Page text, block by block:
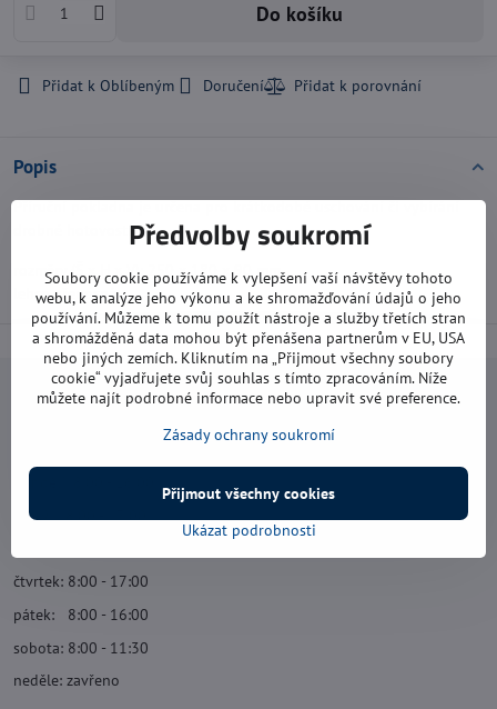
Do košíku
Přidat k Oblíbeným Doručení
Popis
Příruční pokladna je určena pro krátkodobé uschování či vybírání
drobné hotovosti.
rozměry (Š x H x V): 250 x 180 x 90 mm
lehce přenosná
Navštivte nás
úterý: 8:00 - 17:00
čtvrtek: 8:00 - 17:00
pátek: 8:00 - 16:00
sobota: 8:00 - 11:30
neděle: zavřeno
Předvolby soukromí
Soubory cookie používáme k vylepšení vaší návštěvy tohoto
webu, k analýze jeho výkonu a ke shromažďování údajů o jeho
používání. Můžeme k tomu použít nástroje a služby třetích stran
a shromážděná data mohou být přenášena partnerům v EU, USA
nebo jiných zemích. Kliknutím na „Přijmout všechny soubory
cookie“ vyjadřujete svůj souhlas s tímto zpracováním. Níže
můžete najít podrobné informace nebo upravit své preference.
Zásady ochrany soukromí
Ukázat podrobnosti
Přijmout všechny cookies